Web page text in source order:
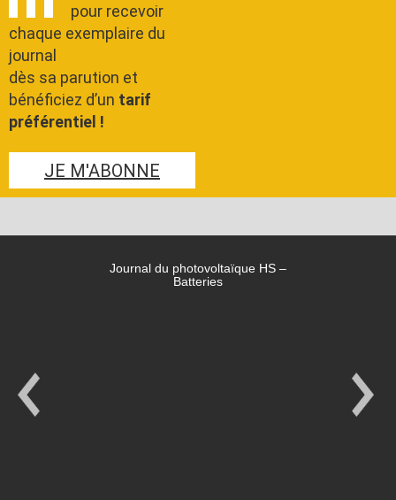
pour recevoir
chaque exemplaire du
journal
dès sa parution et
bénéficiez d’un tarif
préférentiel !
JE M'ABONNE
Journal du photovoltaïque HS –
Batteries